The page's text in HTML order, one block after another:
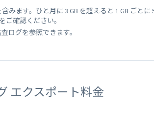
みます。ひと月に 3 GB を超えると 1 GB ごとに
ご確認ください。
ログを参照できます。
エクスポート料金